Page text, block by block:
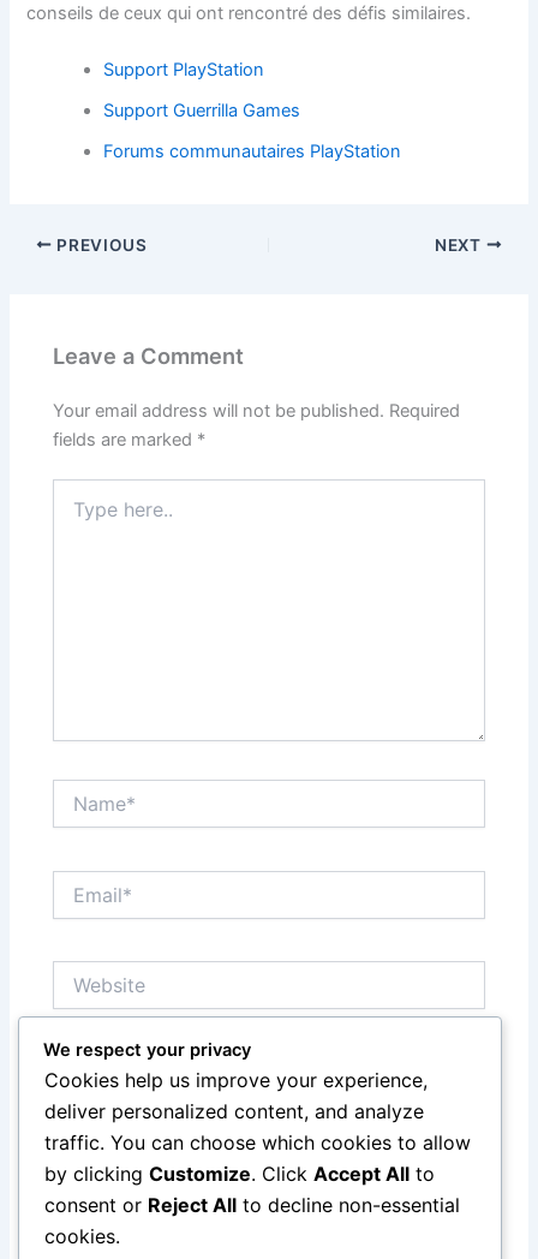
conseils de ceux qui ont rencontré des défis similaires.
Support PlayStation
Support Guerrilla Games
Forums communautaires PlayStation
PREVIOUS NEXT
Leave a Comment
Your email address will not be published. Required
fields are marked *
here..
Save my name, email, and website in this browser
for the next time I comment.
We respect your privacy
Cookies help us improve your experience,
deliver personalized content, and analyze
traffic. You can choose which cookies to allow
by clicking Customize. Click Accept All to
consent or Reject All to decline non-essential
cookies.